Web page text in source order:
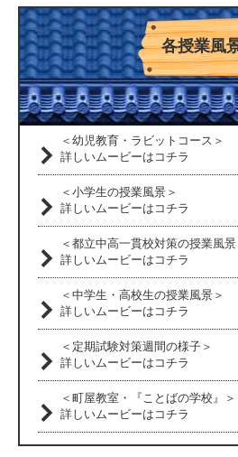
各授業風
＜幼児教育・ラビットコース＞
詳しいムービーはコチラ
＜小学生の授業風景＞
詳しいムービーはコチラ
＜都立中高一貫校対策の授業風景
詳しいムービーはコチラ
＜中学生・高校生の授業風景＞
詳しいムービーはコチラ
＜定期試験対策週間の様子＞
詳しいムービーはコチラ
＜町屋教室・『ことばの学校』＞
詳しいムービーはコチラ